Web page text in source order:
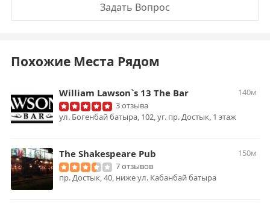
Задать Вопрос
Похожие Места Рядом
William Lawson`s 13 The Bar
140м
3 отзыва
ул. Богенбай батыра, 102, уг. пр. Достык, 1 этаж
The Shakespeare Pub
150м
7 отзывов
пр. Достык, 40, ниже ул. Кабанбай батыра